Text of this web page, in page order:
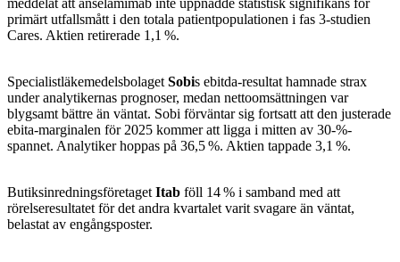
meddelat att anselamimab inte uppnådde statistisk signifikans för
primärt utfallsmått i den totala patientpopulationen i fas 3-studien
Cares. Aktien retirerade 1,1 %.
SpecialistläkemedelsbolagetSobis ebitda-resultat hamnade strax
under analytikernas prognoser, medan nettoomsättningen var
blygsamt bättre än väntat. Sobi förväntar sig fortsatt att den justerade
ebita-marginalen för 2025 kommer att ligga i mitten av 30-%-
spannet. Analytiker hoppas på 36,5 %. Aktien tappade 3,1 %.
ButiksinredningsföretagetItab föll 14 % i samband med att
rörelseresultatet för det andra kvartalet varit svagare än väntat,
belastat av engångsposter.